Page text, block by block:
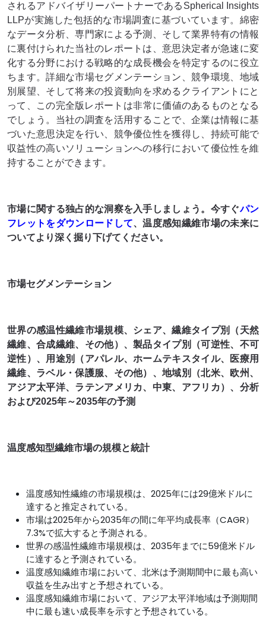
されるアドバイザリーパートナーであるSpherical Insights
LLPが実施した包括的な市場調査に基づいています。綿密
なデータ分析、専門家による予測、そして業界特有の情報
に裏付けられた当社のレポートは、意思決定者が急速に変
化する分野における戦略的な成長機会を特定するのに役立
ちます。詳細な市場セグメンテーション、競争環境、地域
別展望、そして将来の投資動向を求めるクライアントにと
って、この完全版レポートは非​​常に価値のあるものとなる
でしょう。当社の調査を活用することで、企業は情報に基
づいた意思決定を行い、競争優位性を獲得し、持続可能で
収益性の高いソリューションへの移行において優位性を維
持することができます。
市場に関する独占的な洞察を入手しましょう。今すぐパン
フレットをダウンロードして、温度感知繊維市場の未来に
ついてより深く掘り下げてください。
市場セグメンテーション
世界の感温性繊維市場規模、シェア、繊維タイプ別（天然
繊維、合成繊維、その他）、製品タイプ別（可逆性、不可
逆性）、用途別（アパレル、ホームテキスタイル、医療用
繊維、ラベル・保護服、その他）、地域別（北米、欧州、
アジア太平洋、ラテンアメリカ、中東、アフリカ）、分析
および2025年～2035年の予測
温度感知型繊維市場の規模と統計
温度感知性繊維の市場規模は、2025年には29億米ドルに
達すると推定されている。
市場は2025年から2035年の間に年平均成長率（CAGR）
7.3%で拡大すると予測される。
世界の感温性繊維市場規模は、2035年までに59億米ドル
に達すると予測されている。
温度感知繊維市場において、北米は予測期間中に最も高い
収益を生み出すと予想されている。
温度感知繊維市場において、アジア太平洋地域は予測期間
中に最も速い成長率を示すと予想されている。